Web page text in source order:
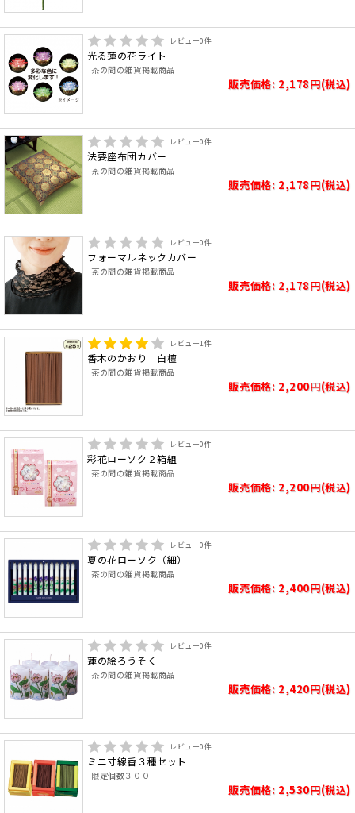
レビュー0件
光る蓮の花ライト
茶の間の雑貨掲載商品
販売価格: 2,178円(税込)
レビュー0件
法要座布団カバー
茶の間の雑貨掲載商品
販売価格: 2,178円(税込)
レビュー0件
フォーマルネックカバー
茶の間の雑貨掲載商品
販売価格: 2,178円(税込)
レビュー1件
香木のかおり 白檀
茶の間の雑貨掲載商品
販売価格: 2,200円(税込)
レビュー0件
彩花ローソク２箱組
茶の間の雑貨掲載商品
販売価格: 2,200円(税込)
レビュー0件
夏の花ローソク（細）
茶の間の雑貨掲載商品
販売価格: 2,400円(税込)
レビュー0件
蓮の絵ろうそく
茶の間の雑貨掲載商品
販売価格: 2,420円(税込)
レビュー0件
ミニ寸線香３種セット
限定個数３００
販売価格: 2,530円(税込)